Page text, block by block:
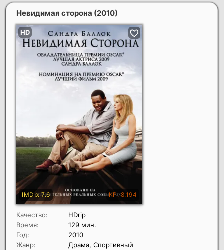
Невидимая сторона (2010)
Качество:
HDrip
Время:
129 мин.
Год:
2010
Жанр:
Драма, Спортивный